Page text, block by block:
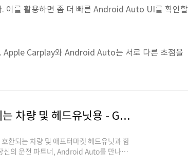
이를 활용하면 좀 더 빠른 Android Auto UI를 확인할
Carplay와 Android Auto는 서로 다른 초점을
Android Auto - 호환되는 차량 및 헤드유닛용 - Google Play 앱
환되는 차량 및 애프터마켓 헤드유닛과 함
신의 운전 파트너, Android Auto를 만나보
, Google 어시스턴트 지원으로 운전에 집